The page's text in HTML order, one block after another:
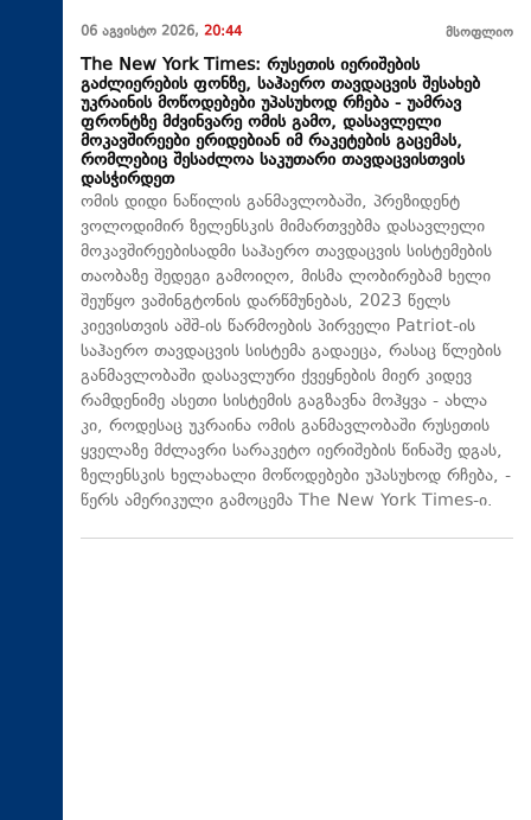
06 აგვისტო 2026, 20:44 მსოფლიო
The New York Times: რუსეთის იერიშების
გაძლიერების ფონზე, საჰაერო თავდაცვის შესახებ
უკრაინის მოწოდებები უპასუხოდ რჩება - უამრავ
ფრონტზე მძვინვარე ომის გამო, დასავლელი
მოკავშირეები ერიდებიან იმ რაკეტების გაცემას,
რომლებიც შესაძლოა საკუთარი თავდაცვისთვის
დასჭირდეთ
ომის დიდი ნაწილის განმავლობაში, პრეზიდენტ
ვოლოდიმირ ზელენსკის მიმართვებმა დასავლელი
მოკავშირეებისადმი საჰაერო თავდაცვის სისტემების
თაობაზე შედეგი გამოიღო, მისმა ლობირებამ ხელი
შეუწყო ვაშინგტონის დარწმუნებას, 2023 წელს
კიევისთვის აშშ-ის წარმოების პირველი Patriot-ის
საჰაერო თავდაცვის სისტემა გადაეცა, რასაც წლების
განმავლობაში დასავლური ქვეყნების მიერ კიდევ
რამდენიმე ასეთი სისტემის გაგზავნა მოჰყვა - ახლა
კი, როდესაც უკრაინა ომის განმავლობაში რუსეთის
ყველაზე მძლავრი სარაკეტო იერიშების წინაშე დგას,
ზელენსკის ხელახალი მოწოდებები უპასუხოდ რჩება, -
წერს ამერიკული გამოცემა The New York Times-ი.